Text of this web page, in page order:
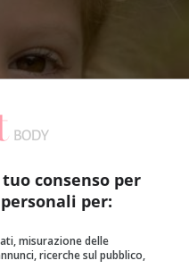
consenso per
per:
misurazione delle
ricerche sul pubblico,